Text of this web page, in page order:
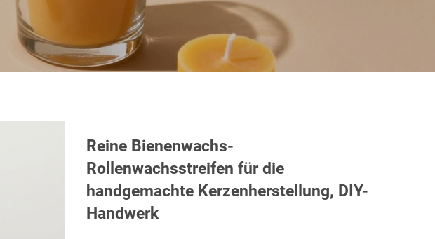
Reine Bienenwachs-
Rollenwachsstreifen für die
handgemachte Kerzenherstellung, DIY-
Handwerk